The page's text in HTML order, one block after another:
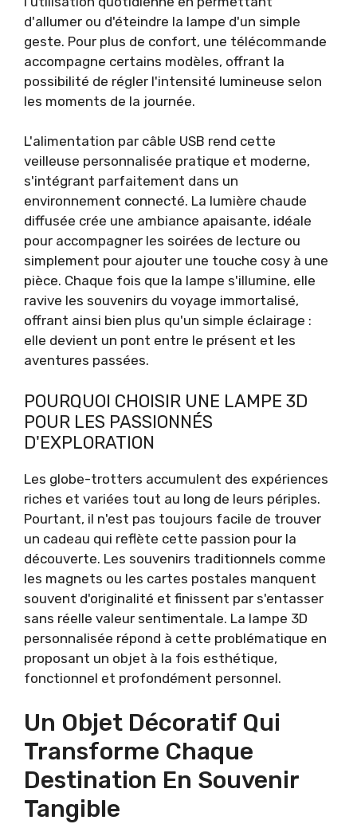
d'allumer ou d'éteindre la lampe d'un simple
geste. Pour plus de confort, une télécommande
accompagne certains modèles, offrant la
possibilité de régler l'intensité lumineuse selon
les moments de la journée.
L'alimentation par câble USB rend cette
veilleuse personnalisée pratique et moderne,
s'intégrant parfaitement dans un
environnement connecté. La lumière chaude
diffusée crée une ambiance apaisante, idéale
pour accompagner les soirées de lecture ou
simplement pour ajouter une touche cosy à une
pièce. Chaque fois que la lampe s'illumine, elle
ravive les souvenirs du voyage immortalisé,
offrant ainsi bien plus qu'un simple éclairage :
elle devient un pont entre le présent et les
aventures passées.
POURQUOI CHOISIR UNE LAMPE 3D
POUR LES PASSIONNÉS
D'EXPLORATION
Les globe-trotters accumulent des expériences
riches et variées tout au long de leurs périples.
Pourtant, il n'est pas toujours facile de trouver
un cadeau qui reflète cette passion pour la
découverte. Les souvenirs traditionnels comme
les magnets ou les cartes postales manquent
souvent d'originalité et finissent par s'entasser
sans réelle valeur sentimentale. La lampe 3D
personnalisée répond à cette problématique en
proposant un objet à la fois esthétique,
fonctionnel et profondément personnel.
Un Objet Décoratif Qui
Transforme Chaque
Destination En Souvenir
Tangible